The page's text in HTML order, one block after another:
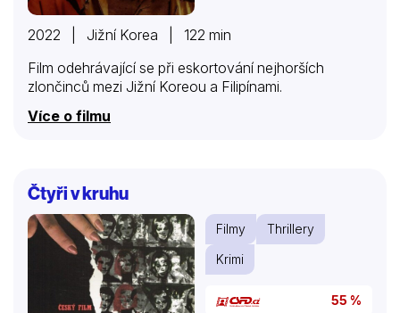
2022 | Jižní Korea | 122 min
Film odehrávající se při eskortování nejhorších
zlončinců mezi Jižní Koreou a Filipínami.
Více o filmu
Čtyři v kruhu
Filmy
Thrillery
Krimi
55 %